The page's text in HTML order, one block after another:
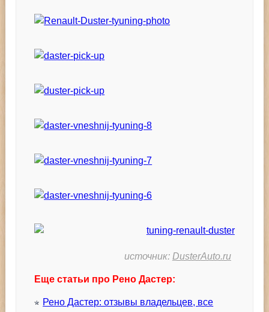
источник: DusterAuto.ru
Еще статьи про Рено Дастер:
Рено Дастер: отзывы владельцев, все